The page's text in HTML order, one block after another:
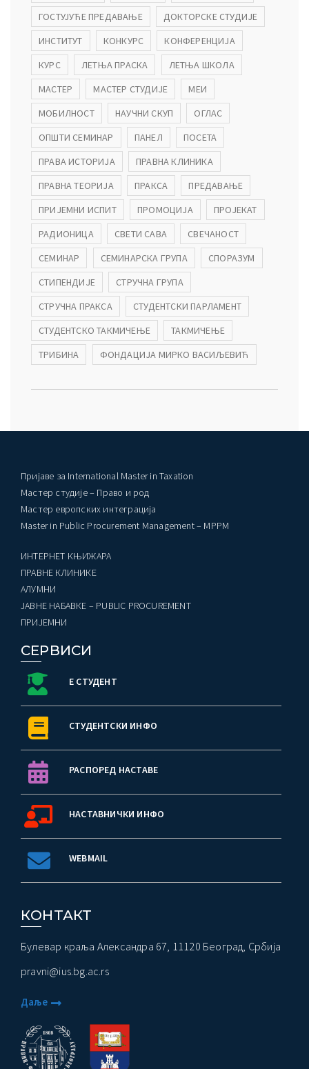
ГОСТУЈУЋЕ ПРЕДАВАЊЕ
ДОКТОРСКЕ СТУДИЈЕ
ИНСТИТУТ
КОНКУРС
КОНФЕРЕНЦИЈА
КУРС
ЛЕТЊА ПРАСКА
ЛЕТЊА ШКОЛА
МАСТЕР
МАСТЕР СТУДИЈЕ
МЕИ
МОБИЛНОСТ
НАУЧНИ СКУП
ОГЛАС
ОПШТИ СЕМИНАР
ПАНЕЛ
ПОСЕТА
ПРАВА ИСТОРИЈА
ПРАВНА КЛИНИКА
ПРАВНА ТЕОРИЈА
ПРАКСА
ПРЕДАВАЊЕ
ПРИЈЕМНИ ИСПИТ
ПРОМОЦИЈА
ПРОЈЕКАТ
РАДИОНИЦА
СВЕТИ САВА
СВЕЧАНОСТ
СЕМИНАР
СЕМИНАРСКА ГРУПА
СПОРАЗУМ
СТИПЕНДИЈЕ
СТРУЧНА ГРУПА
СТРУЧНА ПРАКСА
СТУДЕНТСКИ ПАРЛАМЕНТ
СТУДЕНТСКО ТАКМИЧЕЊЕ
ТАКМИЧЕЊЕ
ТРИБИНА
ФОНДАЦИЈА МИРКО ВАСИЉЕВИЋ
Пријаве за International Master in Taxation
Мастер студије – Право и род
Мастер европских интеграција
Master in Public Procurement Management – MPPM
ИНТЕРНЕТ КЊИЖАРА
ПРАВНЕ КЛИНИКЕ
AЛУМНИ
ЈАВНЕ НАБАВКЕ – PUBLIC PROCUREMENT
ПРИЈЕМНИ
СЕРВИСИ
Е СТУДЕНТ
СТУДЕНТСКИ ИНФО
РАСПОРЕД НАСТАВЕ
НАСТАВНИЧКИ ИНФО
WEBMAIL
КОНТАКТ
Булевар краља Александра 67, 11120 Београд, Србија
pravni@ius.bg.ac.rs
Даље